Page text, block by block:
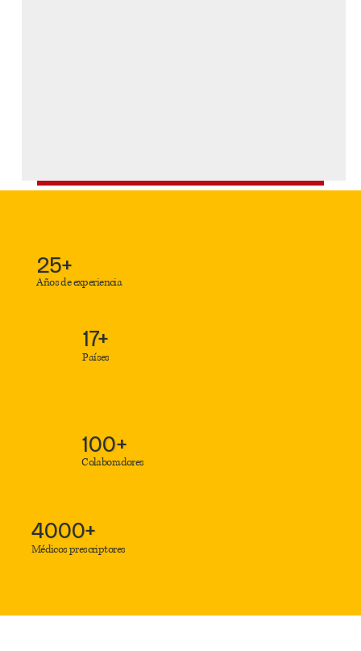
25+
Años de experiencia
17+
Países
100+
Colaboradores
4000+
Médicos prescriptores